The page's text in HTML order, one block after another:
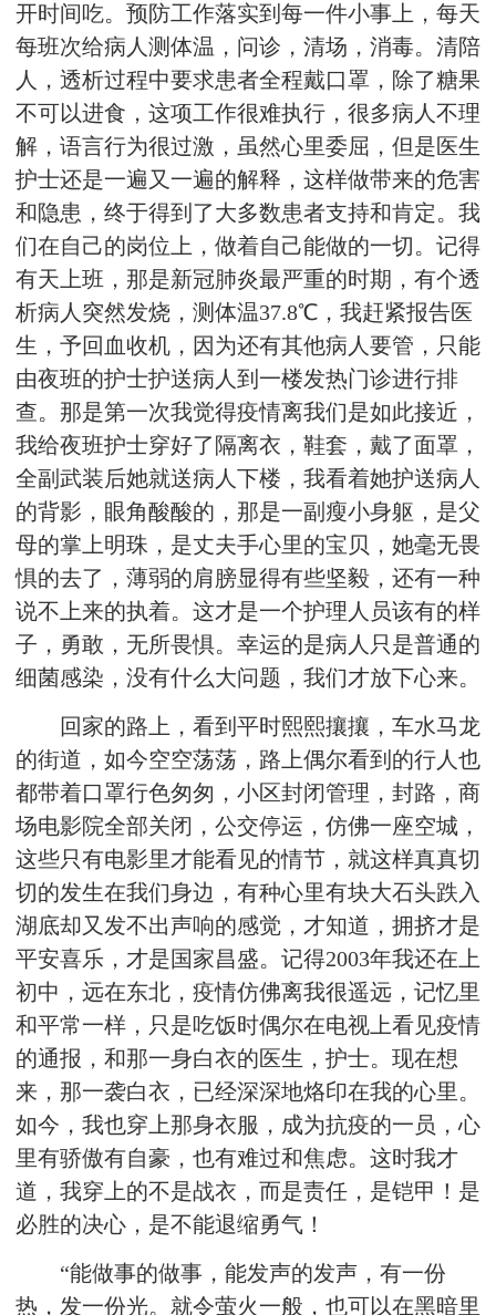
开时间吃。预防工作落实到每一件小事上，每天
每班次给病人测体温，问诊，清场，消毒。清陪
人，透析过程中要求患者全程戴口罩，除了糖果
不可以进食，这项工作很难执行，很多病人不理
解，语言行为很过激，虽然心里委屈，但是医生
护士还是一遍又一遍的解释，这样做带来的危害
和隐患，终于得到了大多数患者支持和肯定。我
们在自己的岗位上，做着自己能做的一切。记得
有天上班，那是新冠肺炎最严重的时期，有个透
析病人突然发烧，测体温37.8℃，我赶紧报告医
生，予回血收机，因为还有其他病人要管，只能
由夜班的护士护送病人到一楼发热门诊进行排
查。那是第一次我觉得疫情离我们是如此接近，
我给夜班护士穿好了隔离衣，鞋套，戴了面罩，
全副武装后她就送病人下楼，我看着她护送病人
的背影，眼角酸酸的，那是一副瘦小身躯，是父
母的掌上明珠，是丈夫手心里的宝贝，她毫无畏
惧的去了，薄弱的肩膀显得有些坚毅，还有一种
说不上来的执着。这才是一个护理人员该有的样
子，勇敢，无所畏惧。幸运的是病人只是普通的
细菌感染，没有什么大问题，我们才放下心来。
回家的路上，看到平时熙熙攘攘，车水马龙
的街道，如今空空荡荡，路上偶尔看到的行人也
都带着口罩行色匆匆，小区封闭管理，封路，商
场电影院全部关闭，公交停运，仿佛一座空城，
这些只有电影里才能看见的情节，就这样真真切
切的发生在我们身边，有种心里有块大石头跌入
湖底却又发不出声响的感觉，才知道，拥挤才是
平安喜乐，才是国家昌盛。记得2003年我还在上
初中，远在东北，疫情仿佛离我很遥远，记忆里
和平常一样，只是吃饭时偶尔在电视上看见疫情
的通报，和那一身白衣的医生，护士。现在想
来，那一袭白衣，已经深深地烙印在我的心里。
如今，我也穿上那身衣服，成为抗疫的一员，心
里有骄傲有自豪，也有难过和焦虑。这时我才
道，我穿上的不是战衣，而是责任，是铠甲！是
必胜的决心，是不能退缩勇气！
“能做事的做事，能发声的发声，有一份
热，发一份光。就令萤火一般，也可以在黑暗里